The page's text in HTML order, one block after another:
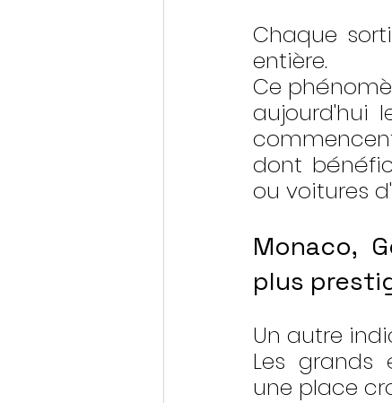
Chaque
entière.
Ce
aujourd'hui
dont
ou voitures
Monaco,
plus
Un autre
Les grands
une place